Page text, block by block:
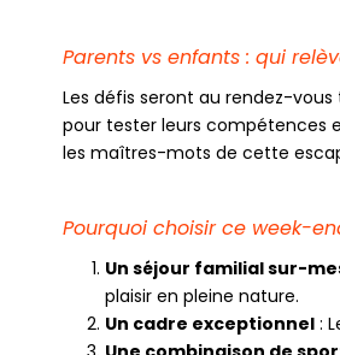
Parents vs enfants : qui
Les défis seront au rendez-
pour tester leurs compétences
les maîtres-mots de cette
Pourquoi choisir ce week-
Un séjour familial sur-
plaisir en pleine nature.
Un cadre exceptionnel :